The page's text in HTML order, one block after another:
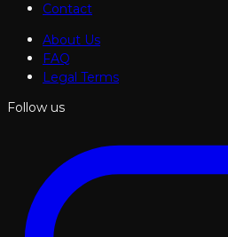
Contact
About Us
FAQ
Legal Terms
Follow us